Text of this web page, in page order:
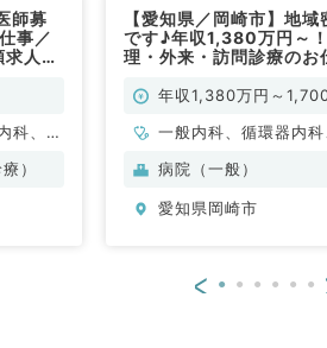
師募
事／
人～
科、外
皮膚
）
【愛知県／岡崎市】地
です♪年収1,380万円～
理・外来・訪問診療のお
年収1,380万円～
一般内科、循環器内科
科、内分泌・代謝内科
病院（一般）
愛知県岡崎市
<